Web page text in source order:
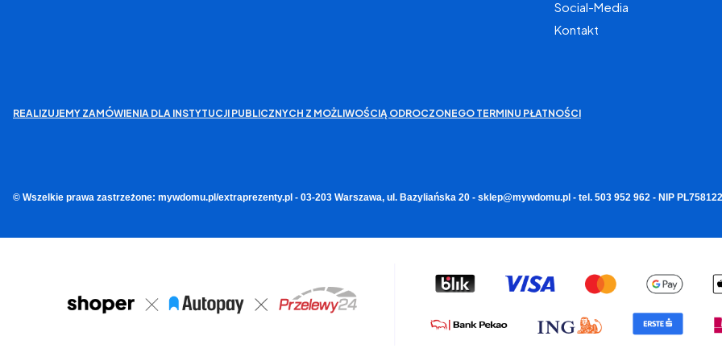
Social-Media
Kontakt
REALIZUJEMY ZAMÓWIENIA DLA INSTYTUCJI PUBLICZNYCH Z MOŻLIWOŚCIĄ ODROCZONEGO TERMINU PŁATNOŚCI
© Wszelkie prawa zastrzeżone: mywdomu.pl/extraprezenty.pl - 03-203 Warszawa, ul. Bazyliańska 20 - sklep@mywdomu.pl - tel. 503 952 962 - NIP